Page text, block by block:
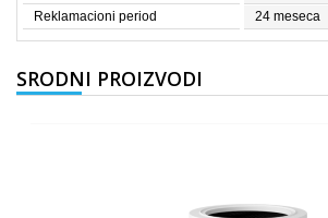
Reklamacioni period
24 meseca
SRODNI PROIZVODI